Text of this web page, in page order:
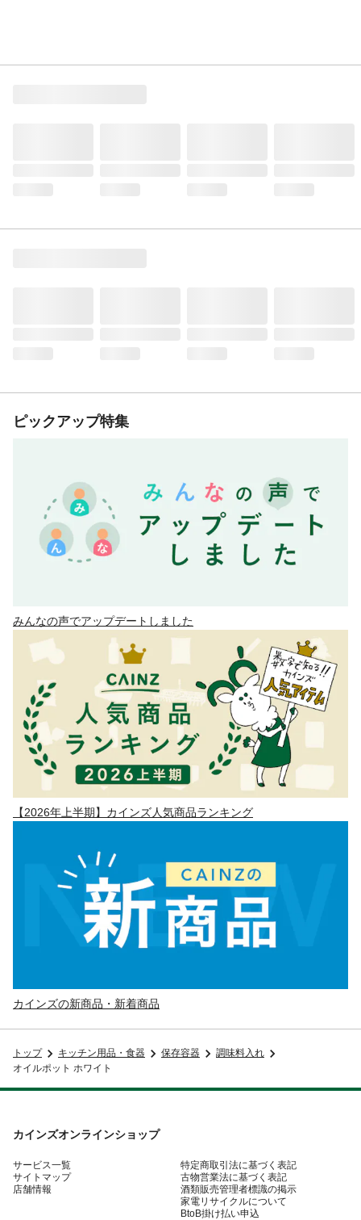
ピックアップ特集
みんなの声でアップデートしました
【2026年上半期】カインズ人気商品ランキング
カインズの新商品・新着商品
トップ キッチン用品・食器 保存容器
調味料入れ
オイルポット ホワイト
カインズオンラインショップ
サービス一覧
サイトマップ
店舗情報
特定商取引法に基づく表記
古物営業法に基づく表記
酒類販売管理者標識の掲示
家電リサイクルについて
BtoB掛け払い申込